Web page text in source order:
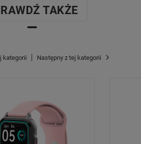
o rozmiarze 1,4-cala,
większy kontrast i nasycenie
wykonany został ze
2.5D, co zwiększa
na zarysowania.
TAKŻE
kategorii Następny z tej kategorii